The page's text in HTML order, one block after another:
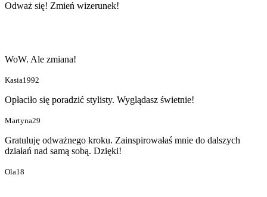
Odważ się! Zmień wizerunek!
WoW. Ale zmiana!
Kasia1992
Opłaciło się poradzić stylisty. Wyglądasz świetnie!
Martyna29
Gratuluję odważnego kroku. Zainspirowałaś mnie do dalszych
działań nad samą sobą. Dzięki!
Ola18